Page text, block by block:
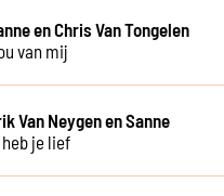
en Chris Van Tongelen
van mij
Van Neygen en Sanne
je lief